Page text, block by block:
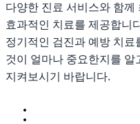
다양한 진료 서비스와 함께
효과적인 치료를 제공합니
정기적인 검진과 예방 치
것이 얼마나 중요한지를 알
지켜보시기 바랍니다.